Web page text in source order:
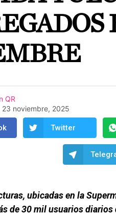
QR
23 noviembre, 2025
Twitter
ubicadas en la
de 30 mil usuarios